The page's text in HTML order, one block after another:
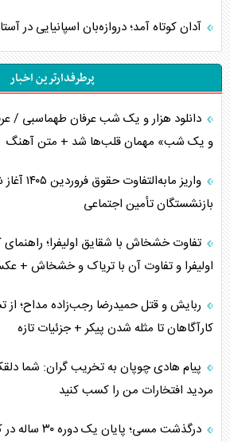
آدان کوتاه آمد؛ دروازه‌بان اسپانیایی در
پرطرفدارترین اخبار
دانلود هزار و یک شب عرفان طهماسبی /
و یک شب» مهمان قلب‌ها شد + متن آهنگ
واریز
بازنشستگان تأمین اجتماعی
تفاوت خشخاش با شقایق اولیفرا؛ راهنمای
اولیفرا و تفاوت آن با تریاک و خشخاش +
ربایش و قتل حمیدرضا رجب‌زاده مداح؛ از
کارآگاهان تا مثله شدن پیکر + جزئیات تازه
پیام هادی چوپان به تخریب گران: شما
مردید افتخارات من را کسب کنید
درگذشت مسی؛